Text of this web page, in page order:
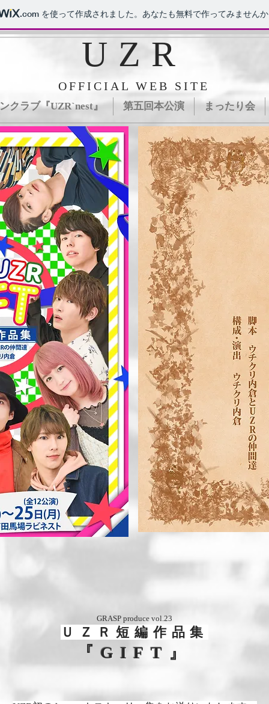
.com を使って作成されました。あなたも無料で作ってみません
UZR
OFFICIAL WEB SITE
クラブ『UZR`nest』 第五回本公演 まったり会
GRASP produce vol.23
ＵＺＲ短編作品集
『GIFT 』